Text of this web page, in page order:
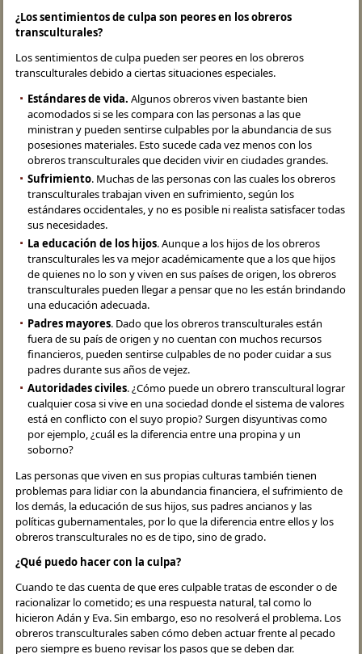
¿Los sentimientos de culpa son peores en los obreros
transculturales?
Los sentimientos de culpa pueden ser peores en los obreros
transculturales debido a ciertas situaciones especiales.
Estándares de vida. Algunos obreros viven bastante bien
acomodados si se les compara con las personas a las que
ministran y pueden sentirse culpables por la abundancia de sus
posesiones materiales. Esto sucede cada vez menos con los
obreros transculturales que deciden vivir en ciudades grandes.
Sufrimiento. Muchas de las personas con las cuales los obreros
transculturales trabajan viven en sufrimiento, según los
estándares occidentales, y no es posible ni realista satisfacer todas
sus necesidades.
La educación de los hijos. Aunque a los hijos de los obreros
transculturales les va mejor académicamente que a los que hijos
de quienes no lo son y viven en sus países de origen, los obreros
transculturales pueden llegar a pensar que no les están brindando
una educación adecuada.
Padres mayores. Dado que los obreros transculturales están
fuera de su país de origen y no cuentan con muchos recursos
financieros, pueden sentirse culpables de no poder cuidar a sus
padres durante sus años de vejez.
Autoridades civiles. ¿Cómo puede un obrero transcultural lograr
cualquier cosa si vive en una sociedad donde el sistema de valores
está en conflicto con el suyo propio? Surgen disyuntivas como
por ejemplo, ¿cuál es la diferencia entre una propina y un
soborno?
Las personas que viven en sus propias culturas también tienen
problemas para lidiar con la abundancia financiera, el sufrimiento de
los demás, la educación de sus hijos, sus padres ancianos y las
políticas gubernamentales, por lo que la diferencia entre ellos y los
obreros transculturales no es de tipo, sino de grado.
¿Qué puedo hacer con la culpa?
Cuando te das cuenta de que eres culpable tratas de esconder o de
racionalizar lo cometido; es una respuesta natural, tal como lo
hicieron Adán y Eva. Sin embargo, eso no resolverá el problema. Los
obreros transculturales saben cómo deben actuar frente al pecado
pero siempre es bueno revisar los pasos que se deben dar.